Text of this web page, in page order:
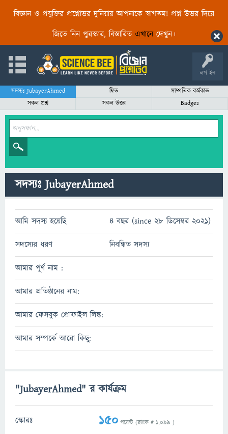
বিজ্ঞান ও প্রযুক্তির প্রশ্নোত্তর দুনিয়ায় আপনাকে স্বাগতম! প্রশ্ন-উত্তর দিয়ে
জিতে নিন পুরস্কার, বিস্তারিত এখানেদেখুন।
লগ ইন
সদস্যঃ JubayerAhmed ফিড
সাম্প্রতিক কর্মকান্ড
সকল প্রশ্ন
সকল উত্তর Badges
সদস্যঃ JubayerAhmed
আমি সদস্য হয়েছি 4 বছর (since 28 ডিসেম্বর 2021)
সদস্যের ধরণ নিবন্ধিত সদস্য
আমার পূর্ণ নাম :
আমার প্রতিষ্ঠানের নাম:
আমার ফেসবুক প্রোফাইল লিঙ্ক:
আমার সম্পর্কে আরো কিছু:
"JubayerAhmed" র কার্যক্রম
স্কোরঃ 150 পয়েন্ট (র‌্যাংক # 1,099 )